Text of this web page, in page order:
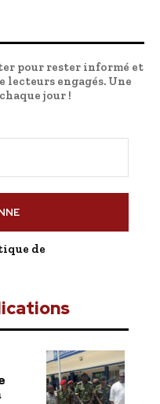
pour rester informé et
engagés. Une
jour !
de